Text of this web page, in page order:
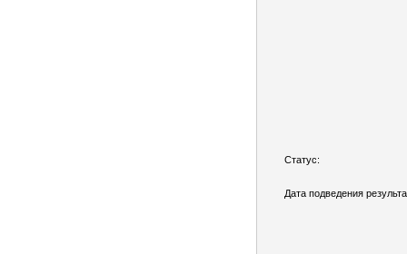
Статус:
Дата подведения